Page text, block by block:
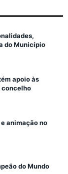
do Município
apoio às
concelho
animação no
do Mundo